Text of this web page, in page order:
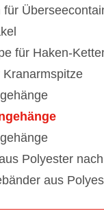
für
für Haken-
Polyester
aus